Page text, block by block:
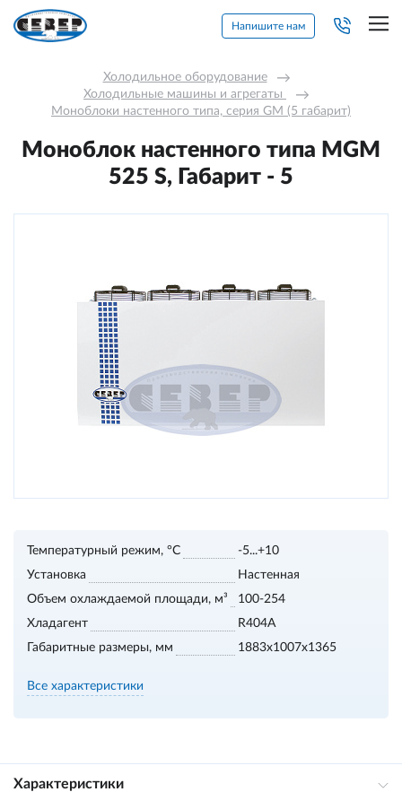
Напишите нам
Холодильное оборудование →
Холодильные машины и агрегаты →
Моноблоки настенного типа, серия GM (5 габарит)
Моноблок настенного типа MGМ
525 S, Габарит - 5
Температурный режим, °С
-5...+10
Установка
Настенная
Объем охлаждаемой площади, м³
100-254
Хладагент
R404A
Габаритные размеры, мм
1883х1007х1365
Все характеристики
Характеристики